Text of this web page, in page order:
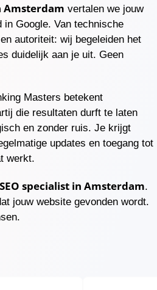
Amsterdam vertalen we jouw
in Google. Van technische
autoriteit: wij begeleiden het
duidelijk aan je uit. Geen
Masters betekent
die resultaten durft te laten
en zonder ruis. Je krijgt
updates en toegang tot
werkt.
SEO specialist in Amsterdam.
jouw website gevonden wordt.